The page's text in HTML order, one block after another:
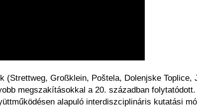
(Strettweg, Großklein, Poštela, Dolenjske
megszakításokkal a 20. században
alapuló interdiszciplináris kutatási